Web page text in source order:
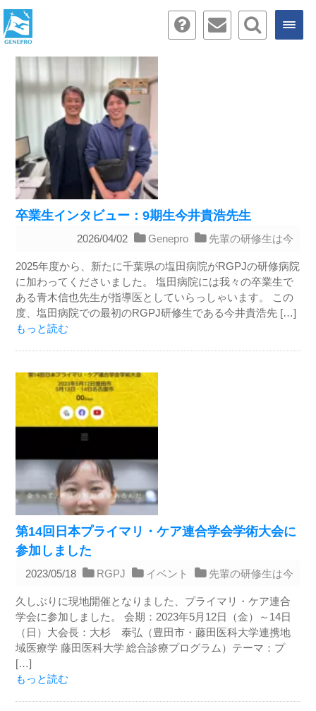
卒業生インタビュー：9期生今井貴浩先生
2026/04/02 Genepro 先輩の研修生は今
2025年度から、新たに千葉県の塩田病院がRGPJの研修病院
に加わってくださいました。 塩田病院には我々の卒業生で
ある青木信也先生が指導医としていらっしゃいます。 この
度、塩田病院での最初のRGPJ研修生である今井貴浩先 […]
もっと読む
第14回日本プライマリ・ケア連合学会学術大会に
参加しました
2023/05/18 RGPJ イベント 先輩の研修生は今
久しぶりに現地開催となりました、プライマリ・ケア連合
学会に参加しました。 会期：2023年5月12日（金）～14日
（日）大会長：大杉 泰弘（豊田市・藤田医科大学連携地
域医療学 藤田医科大学 総合診療プログラム）テーマ：プ
[…]
もっと読む